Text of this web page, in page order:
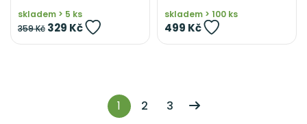
skladem > 5 ks
359 Kč 329 Kč
skladem > 100 ks
499 Kč
1 2 3